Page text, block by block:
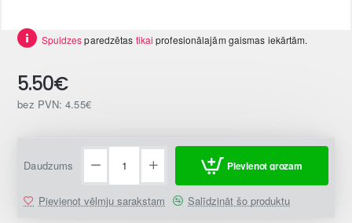
Spuldzesparedzētas tikai profesionālajām gaismas iekārtām.
5.50€
bez PVN: 4.55€
Daudzums Pievienot grozam
Pievienot vēlmju sarakstam Salīdzināt šo produktu